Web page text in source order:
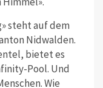
steht auf dem
Nidwalden.
bietet es
Pool. Und
Wie